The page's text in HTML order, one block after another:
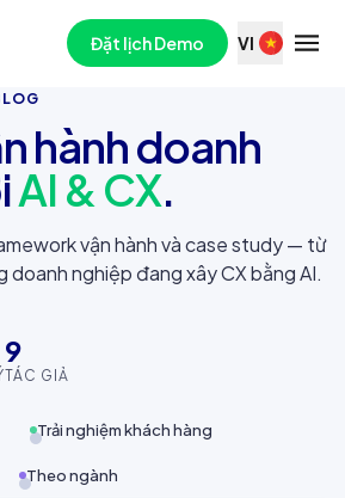
Đặt lịch Demo VI
hành doanh
AI & CX.
vận hành và case study — từ
doanh nghiệp đang xây CX bằng AI.
9
TÁC GIẢ
Trải nghiệm khách hàng
Theo ngành